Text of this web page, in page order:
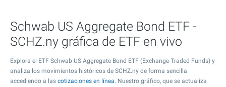
Schwab US Aggregate Bond ETF -
SCHZ.ny gráfica de ETF en vivo
Explora el ETF Schwab US Aggregate Bond ETF (Exchange-Traded Funds) y
analiza los movimientos históricos de SCHZ.ny de forma sencilla
accediendo a las cotizaciones en línea. Nuestro gráfico, que se actualiza